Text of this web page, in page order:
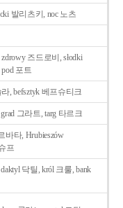
발리츠키, noc 노츠
즈드로비, słodki
포트
라, befsztyk 베프슈티크
그라트, targ 타르크
바타, Hrubieszów
프
닥틸, król 크룰, bank